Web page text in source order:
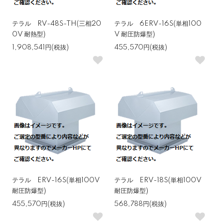
テラル RV-48S-TH(三相20
0V 耐熱型)
1,908,541円(税抜)
テラル 6ERV-16S(単相100
V 耐圧防爆型)
455,570円(税抜)
テラル ERV-16S(単相100V
耐圧防爆型)
455,570円(税抜)
テラル ERV-18S(単相100V
耐圧防爆型)
568,788円(税抜)